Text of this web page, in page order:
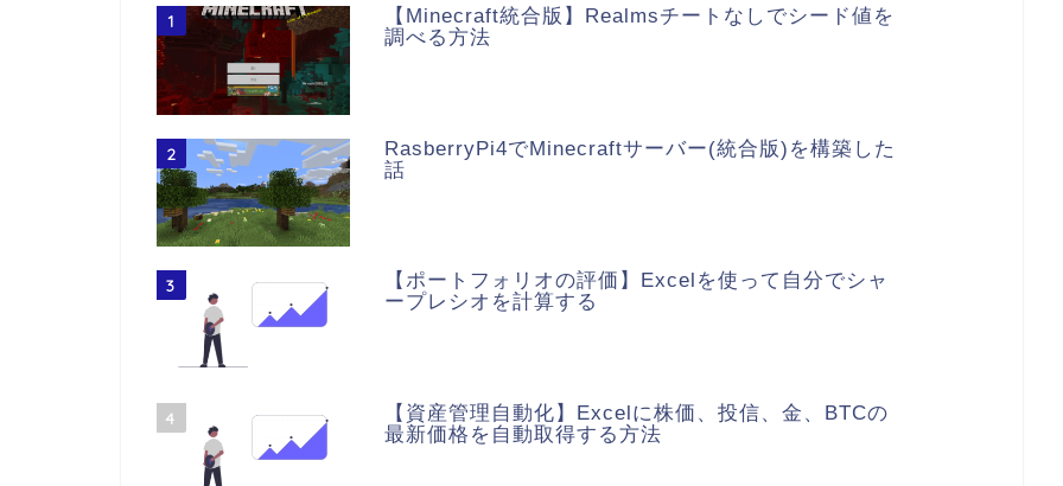
1
【Minecraft統合版】Realmsチートなしでシード値を
調べる方法
2
RasberryPi4でMinecraftサーバー(統合版)を構築した
話
3
【ポートフォリオの評価】Excelを使って自分でシャ
ープレシオを計算する
4
【資産管理自動化】Excelに株価、投信、金、BTCの
最新価格を自動取得する方法